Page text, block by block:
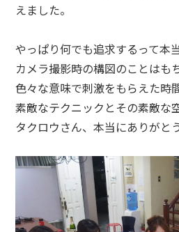
えました。
やっぱり何でも追求するって本
カメラ撮影時の構図のことはも
色々な意味で刺激をもらえた時
素敵なテクニックとその素敵な
タクロウさん、本当にありがと